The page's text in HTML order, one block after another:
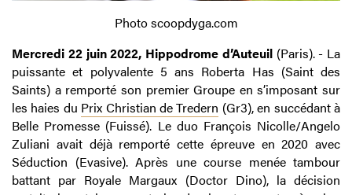
Photo scoopdyga.com
Mercredi 22 juin 2022, Hippodrome d’Auteuil(Paris). - La
puissante et polyvalente 5 ans Roberta Has (Saint des
Saints) a remporté son premier Groupe en s’imposant sur
les haies du Prix Christian de Tredern (Gr3), en succédant à
Belle Promesse (Fuissé). Le duo François Nicolle/Angelo
Zuliani avait déjà remporté cette épreuve en 2020 avec
Séduction (Evasive). Après une course menée tambour
battant par Royale Margaux (Doctor Dino), la décision